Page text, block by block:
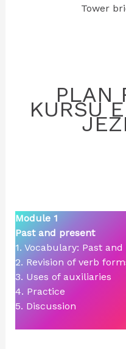
Tower
PLAN
KURSU
Module 1
Past and present
1. Vocabulary: Past
2. Revision of verb
3. Uses of auxiliaries
4. Practice
5. Discussion